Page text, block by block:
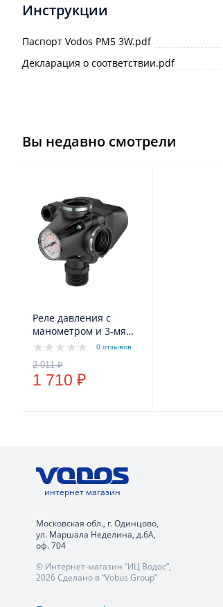
Инструкции
Паспорт Vodos PM5 3W.pdf
Декларация о соответствии.pdf
Вы недавно смотрели
Реле давления с
манометром и 3-мя
соединениями VODOS
бар 16А, усиленные
стальные кольца
0 отзывов
1 710 ₽
интернет магазин
Московская обл., г. Одинцово,
ул. Маршала Неделина, д.6А,
оф. 704
© Интернет-магазин “ИЦ Водос”,
2026 Сделано в “Vobus Group”